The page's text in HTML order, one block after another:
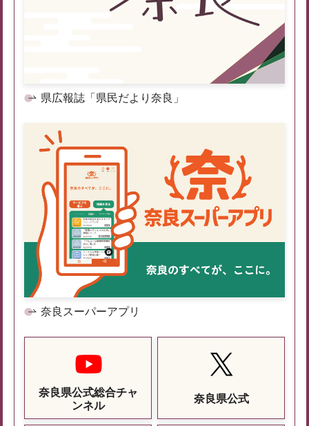
県広報誌「県民だより奈良」
奈良スーパーアプリ
奈良県公式総合チャ
ンネル
奈良県公式